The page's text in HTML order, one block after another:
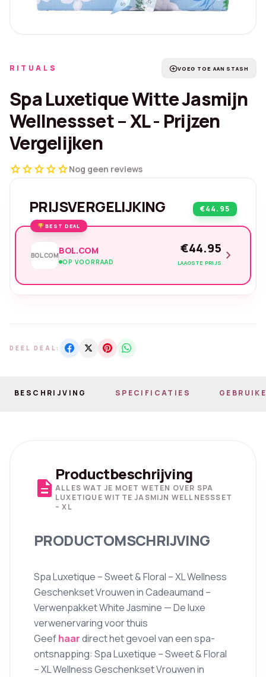
RITUALS add_circleVOEG TOE AAN STASH
Spa Luxetique Witte Jasmijn
Wellnessset – XL - Prijzen
Vergelijken
starstarstarstarstarNog geen reviews
PRIJSVERGELIJKING €44.95
BEST DEAL
BOL.COMBOL.COM
OP VOORRAAD
€44.95
LAAGSTE PRIJS chevron_right
DEEL DEAL:
BESCHRIJVING SPECIFICATIES
description
Productbeschrijving
ALLES WAT JE MOET WETEN OVER SPA
LUXETIQUE WITTE JASMIJN WELLNESSSET
– XL
PRODUCTOMSCHRIJVING
Spa Luxetique – Sweet & Floral – XL Wellness
Geschenkset Vrouwen in Cadeaumand –
Verwenpakket White Jasmine — De luxe
verwenervaring voor thuis
Geefhaardirect het gevoel van een spa-
ontsnapping: Spa Luxetique – Sweet & Floral
– XL Wellness Geschenkset Vrouwen in